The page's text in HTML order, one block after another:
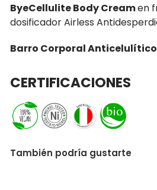
ByeCellulite Body Creamen
dosificador Airless
Barro Corporal Anticelulítico
CERTIFICACIONES
También podría gustarte